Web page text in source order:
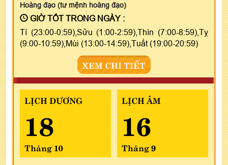
Hoàng đạo (tư mệnh hoàng đạo)
GIỜ TỐT TRONG NGÀY :
Tí (23:00-0:59),Sửu (1:00-2:59),Thìn (7:00-8:59),Tỵ
(9:00-10:59),Mùi (13:00-14:59),Tuất (19:00-20:59)
XEM CHI TIẾT
LỊCH DƯƠNG
18
Tháng 10
LỊCH ÂM
16
Tháng 9